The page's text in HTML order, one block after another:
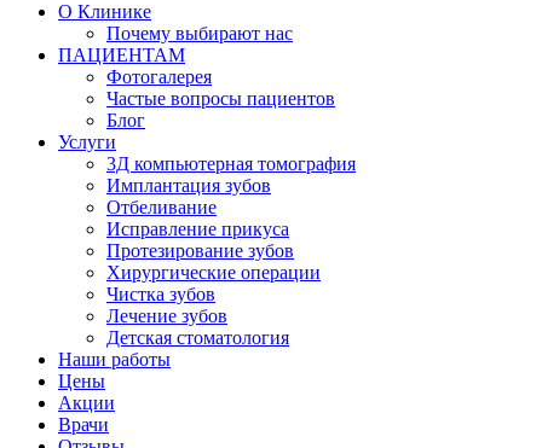
О Клинике
Почему выбирают нас
ПАЦИЕНТАМ
Фотогалерея
Частые вопросы пациентов
Блог
Услуги
3Д компьютерная томография
Имплантация зубов
Отбеливание
Исправление прикуса
Протезирование зубов
Хирургические операции
Чистка зубов
Лечение зубов
Детская стоматология
Наши работы
Цены
Акции
Врачи